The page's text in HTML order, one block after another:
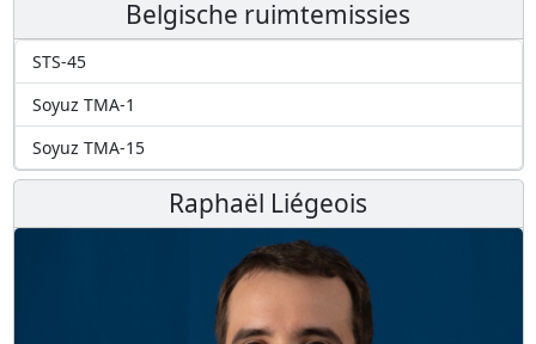
Belgische ruimtemissies
STS-45
Soyuz TMA-1
Soyuz TMA-15
Raphaël Liégeois